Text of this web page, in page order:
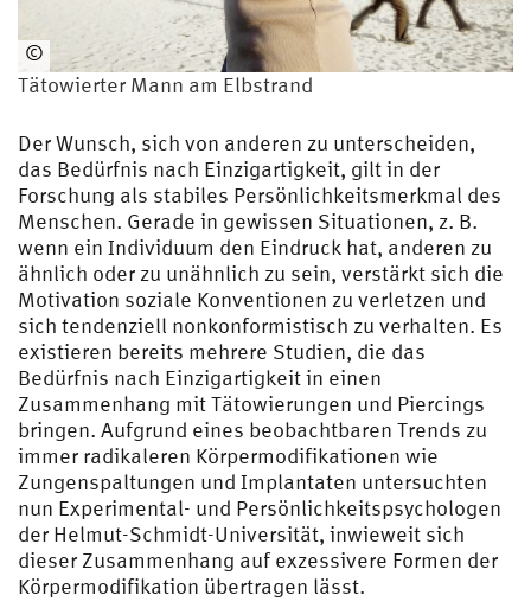
©
www.mediaserver.hamburg.de
Kai-
Uwe
Gundlach
Tätowierter Mann am Elbstrand
Der Wunsch, sich von anderen zu unterscheiden,
das Bedürfnis nach Einzigartigkeit, gilt in der
Forschung als stabiles Persönlichkeitsmerkmal des
Menschen. Gerade in gewissen Situationen, z. B.
wenn ein Individuum den Eindruck hat, anderen zu
ähnlich oder zu unähnlich zu sein, verstärkt sich die
Motivation soziale Konventionen zu verletzen und
sich tendenziell nonkonformistisch zu verhalten. Es
existieren bereits mehrere Studien, die das
Bedürfnis nach Einzigartigkeit in einen
Zusammenhang mit Tätowierungen und Piercings
bringen. Aufgrund eines beobachtbaren Trends zu
immer radikaleren Körpermodifikationen wie
Zungenspaltungen und Implantaten untersuchten
nun Experimental- und Persönlichkeitspsychologen
der Helmut-Schmidt-Universität, inwieweit sich
dieser Zusammenhang auf exzessivere Formen der
Körpermodifikation übertragen lässt.